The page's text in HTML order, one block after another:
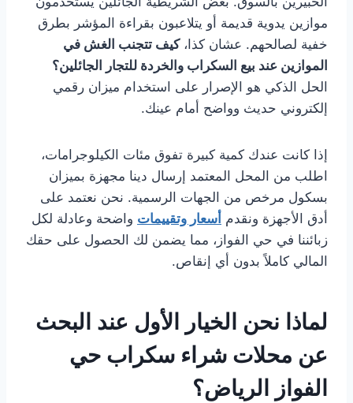
موازين يدوية قديمة أو يتلاعبون بقراءة المؤشر بطرق
خفية لصالحهم. عشان كذا،كيف تتجنب الغش في
الموازين عند بيع السكراب والخردة للتجار الجائلين؟
الحل الذكي هو الإصرار على استخدام ميزان رقمي
إلكتروني حديث وواضح أمام عينك.
إذا كانت عندك كمية كبيرة تفوق مئات الكيلوجرامات،
اطلب من المحل المعتمد إرسال دينا مجهزة بميزان
بسكول مرخص من الجهات الرسمية. نحن نعتمد على
أدق الأجهزة ونقدم أسعار وتقييمات واضحة وعادلة لكل
زبائننا في حي الفواز، مما يضمن لك الحصول على حقك
المالي كاملاً بدون أي إنقاص.
لماذا نحن الخيار الأول عند البحث
عن محلات شراء سكراب حي
الفواز الرياض؟